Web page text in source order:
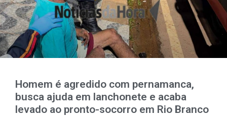
Homem é agredido com pernamanca,
busca ajuda em lanchonete e acaba
levado ao pronto-socorro em Rio Branco